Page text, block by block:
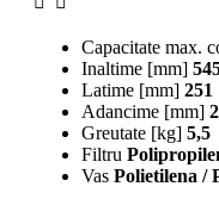
Capacitate max.
Inaltime [mm]
Latime [mm] 251
Adancime [mm]
Greutate [kg] 5,5
Filtru
Vas Polietilena /